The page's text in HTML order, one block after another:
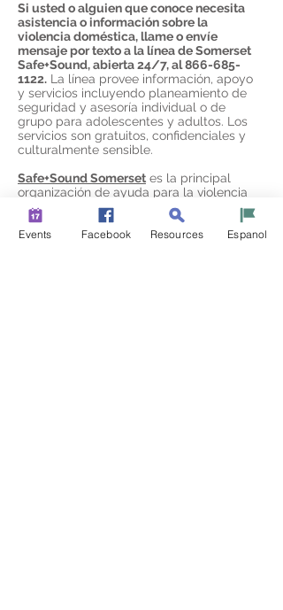
Si usted o alguien que conoce necesita
asistencia o información sobre la
violencia doméstica, llame o envíe
mensaje por texto a la línea de Somerset
Safe+Sound, abierta 24/7, al866-685-
1122. La línea provee información, apoyo
y servicios incluyendo planeamiento de
seguridad y asesoría individual o de
grupo para adolescentes y adultos. Los
servicios son gratuitos, confidenciales y
culturalmente sensible.
Safe+Sound Somerset es la principal
organización de ayuda para la violencia
doméstica del Condado de Somerset.
Solicite información adicional o reserve un
taller sobre temas relacionados con
Events Facebook Resources Espanol